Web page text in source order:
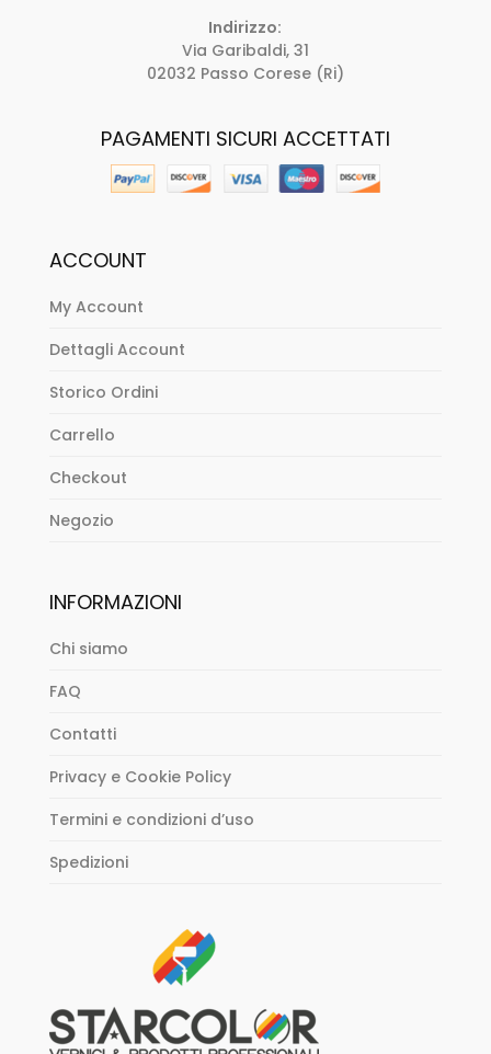
Indirizzo:
Via Garibaldi, 31
02032 Passo Corese (Ri)
PAGAMENTI SICURI ACCETTATI
ACCOUNT
My Account
Dettagli Account
Storico Ordini
Carrello
Checkout
Negozio
INFORMAZIONI
Chi siamo
FAQ
Contatti
Privacy e Cookie Policy
Termini e condizioni d’uso
Spedizioni